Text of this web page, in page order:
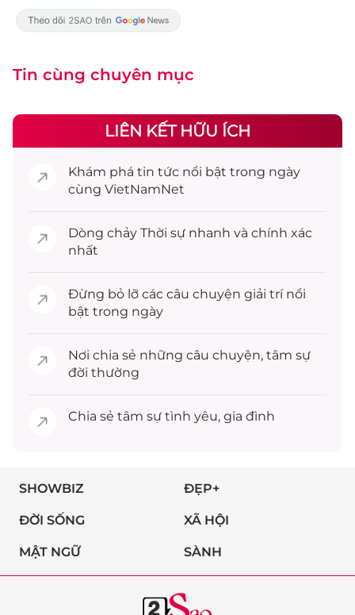
Tin cùng chuyên mục
LIÊN KẾT HỮU ÍCH
Khám phá tin tức nổi bật trong ngày
cùng VietNamNet
Dòng chảy Thời sự nhanh và chính xác
nhất
Đừng bỏ lỡ các câu chuyện giải trínổi
bật trong ngày
Nơi chia sẻ những câu chuyện, tâm sự
đời thường
Chia sẻ tâm sự tình yêu, gia đình
SHOWBIZ ĐẸP+
ĐỜI SỐNG XÃ HỘI
MẬT NGỮ SÀNH